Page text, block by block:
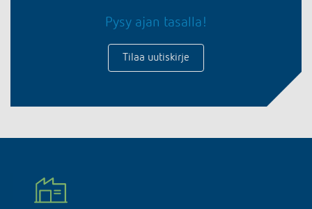
Pysy ajan tasalla!
Tilaa uutiskirje